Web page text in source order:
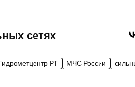
сетях
РТ МЧС России